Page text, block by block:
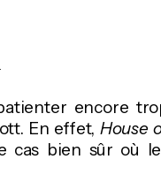
encore
En effet, House
cas bien sûr où